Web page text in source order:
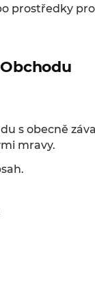
prostředky
s obecně
mravy.